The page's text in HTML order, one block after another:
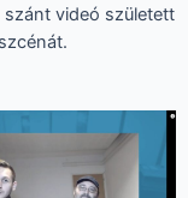
videó született